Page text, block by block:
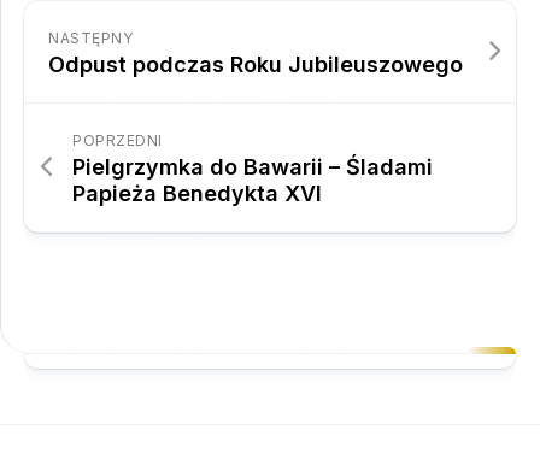
NASTĘPNY
Odpust podczas Roku Jubileuszowego
POPRZEDNI
Pielgrzymka do Bawarii – Śladami
Papieża Benedykta XVI